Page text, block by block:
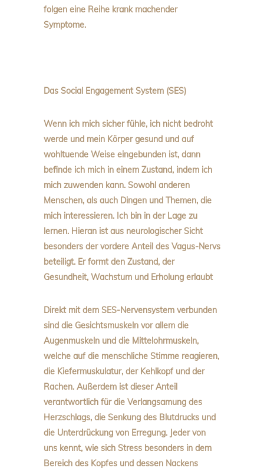
folgen eine Reihe krank machender
Symptome.
Das Social Engagement System (SES)
Wenn ich mich sicher fühle, ich nicht bedroht
werde und mein Körper gesund und auf
wohltuende Weise eingebunden ist, dann
befinde ich mich in einem Zustand, indem ich
mich zuwenden kann. Sowohl anderen
Menschen, als auch Dingen und Themen, die
mich interessieren. Ich bin in der Lage zu
lernen. Hieran ist aus neurologischer Sicht
besonders der vordere Anteil des Vagus-Nervs
beteiligt. Er formt den Zustand, der
Gesundheit, Wachstum und Erholung erlaubt
Direkt mit dem SES-Nervensystem verbunden
sind die Gesichtsmuskeln vor allem die
Augenmuskeln und die Mittelohrmuskeln,
welche auf die menschliche Stimme reagieren,
die Kiefermuskulatur, der Kehlkopf und der
Rachen. Außerdem ist dieser Anteil
verantwortlich für die Verlangsamung des
Herzschlags, die Senkung des Blutdrucks und
die Unterdrückung von Erregung. Jeder von
uns kennt, wie sich Stress besonders in dem
Bereich des Kopfes und dessen Nackens